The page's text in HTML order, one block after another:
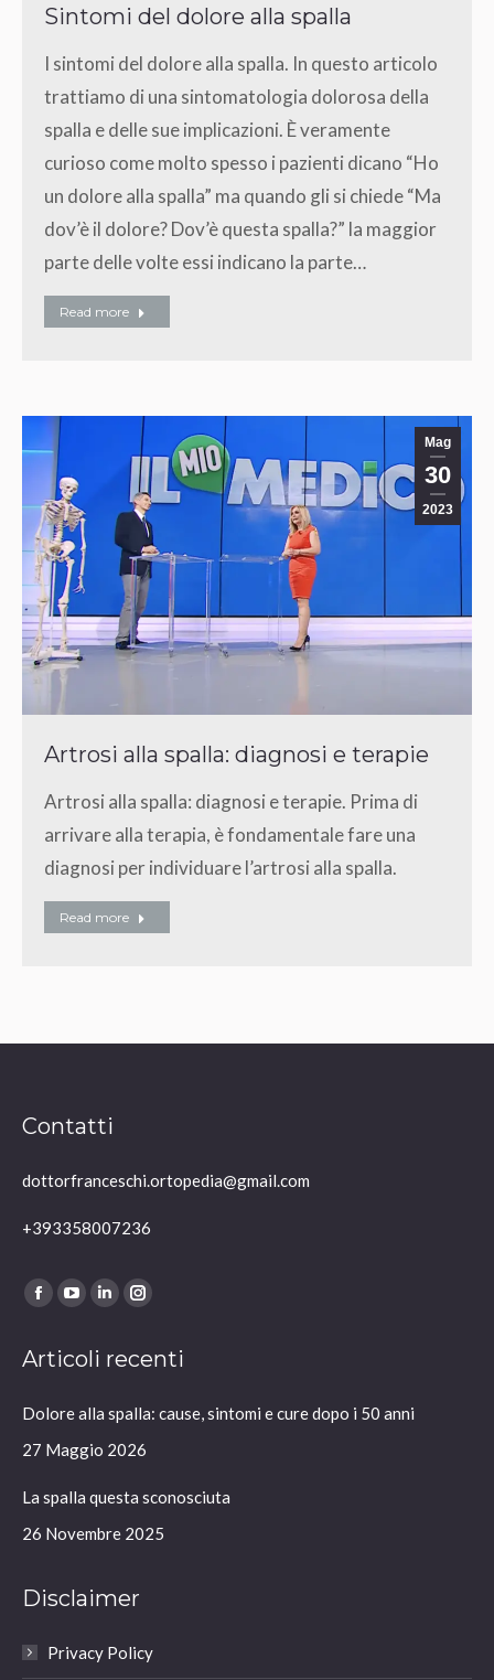
Sintomi del dolore alla spalla
I sintomi del dolore alla spalla. In questo articolo
trattiamo di una sintomatologia dolorosa della
spalla e delle sue implicazioni. È veramente
curioso come molto spesso i pazienti dicano “Ho
un dolore alla spalla” ma quando gli si chiede “Ma
dov’è il dolore? Dov’è questa spalla?” la maggior
parte delle volte essi indicano la parte…
Read more
Mag
30
2023
Artrosi alla spalla: diagnosi e terapie
Artrosi alla spalla: diagnosi e terapie. Prima di
arrivare alla terapia, è fondamentale fare una
diagnosi per individuare l’artrosi alla spalla.
Read more
Contatti
dottorfranceschi.ortopedia@gmail.com
+393358007236
Ci puoi trovare su:
Facebook
opens
new
window
YouTube
opens
new
window
Linkedin
opens
new
window
Instagram
opens
new
window
Articoli recenti
Dolore alla spalla: cause, sintomi e cure dopo i 50 anni
27 Maggio 2026
La spalla questa sconosciuta
26 Novembre 2025
Disclaimer
Privacy Policy